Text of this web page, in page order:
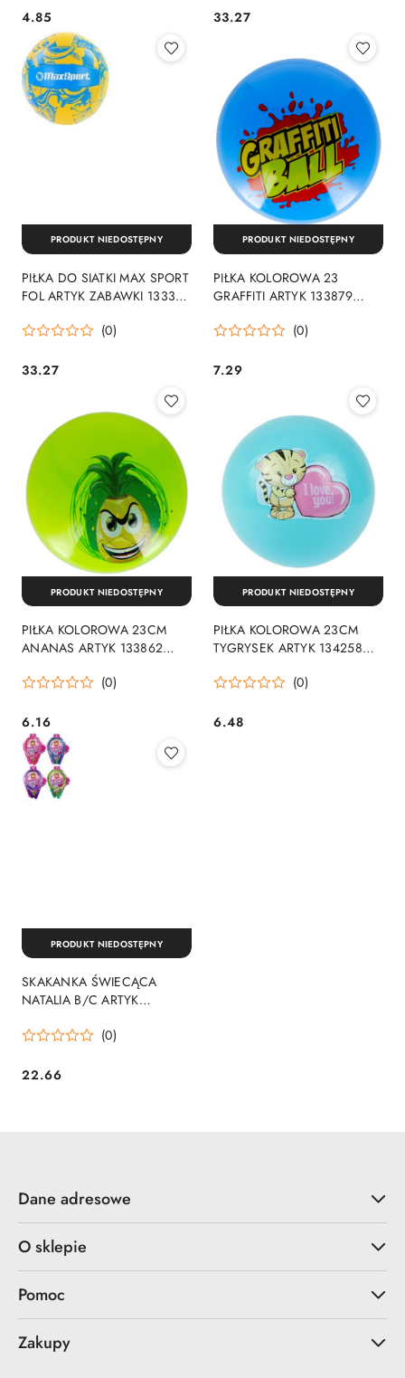
Cena:
4.85 Cena:
33.27
PIŁKA DO SIATKI MAX SPORT
FOL ARTYK ZABAWKI 133305
(0)
Cena:
33.27
PRODUKT NIEDOSTĘPNY
PIŁKA KOLOROWA 23
GRAFFITI ARTYK 133879
(0)
Cena:
7.29
PRODUKT NIEDOSTĘPNY
PIŁKA KOLOROWA 23CM
ANANAS ARTYK 133862
(0)
Cena:
6.16
PRODUKT NIEDOSTĘPNY
PIŁKA KOLOROWA 23CM
TYGRYSEK ARTYK 134258
(0)
Cena:
6.48
PRODUKT NIEDOSTĘPNY
SKAKANKA ŚWIECĄCA
NATALIA B/C ARTYK
SPORT
(0)
Cena:
22.66
PRODUKT NIEDOSTĘPNY
Dane adresowe
O sklepie
Pomoc
Zakupy